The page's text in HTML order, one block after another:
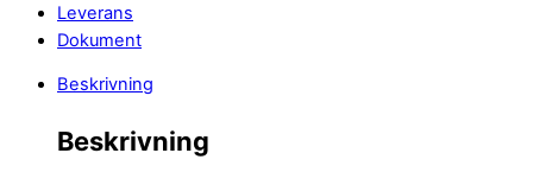
Leverans
Dokument
Beskrivning
Beskrivning